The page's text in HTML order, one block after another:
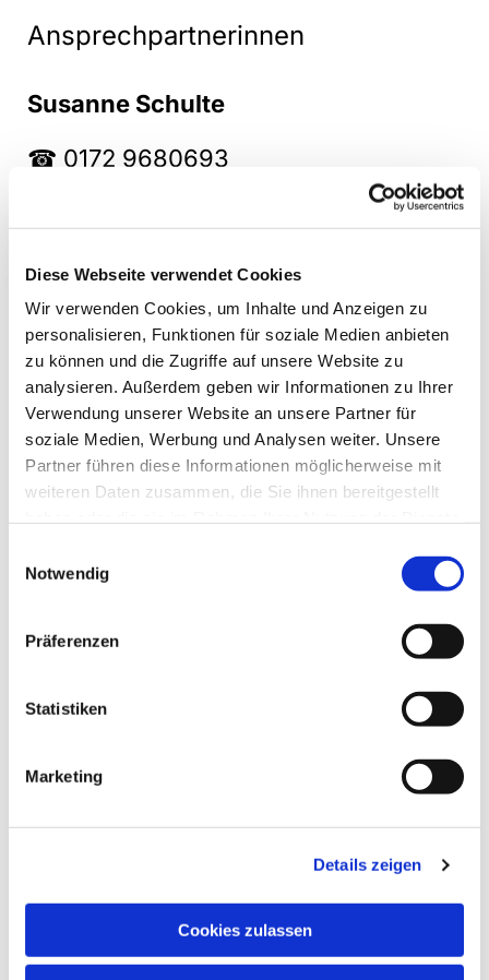
Diese Webseite verwendet Cookies
Wir verwenden Cookies, um Inhalte und Anzeigen zu
personalisieren, Funktionen für soziale Medien anbieten
zu können und die Zugriffe auf unsere Website zu
analysieren. Außerdem geben wir Informationen zu Ihrer
Verwendung unserer Website an unsere Partner für
soziale Medien, Werbung und Analysen weiter. Unsere
Partner führen diese Informationen möglicherweise mit
weiteren Daten zusammen, die Sie ihnen bereitgestellt
Notwendig
Präferenzen
Statistiken
Marketing
Details zeigen
Cookies zulassen
Ansprechpartnerinnen
Susanne Schulte
☎ 0172 9680693
Marion Bischoff
☎ 0151 51463035
@ frauenkreis@kreuzkirche-